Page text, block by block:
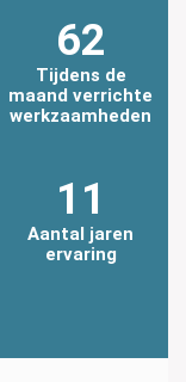
62
Tijdens de
maand verrichte
werkzaamheden
11
Aantal jaren
ervaring